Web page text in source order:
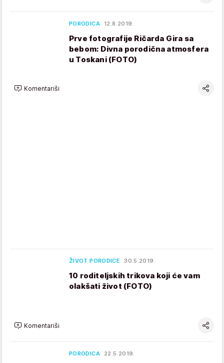
PORODICA 12.8.2019.
Prve fotografije Ričarda Gira sa
bebom: Divna porodična atmosfera
u Toskani (FOTO)
Komentariši
ŽIVOT PORODICE 30.5.2019.
10 roditeljskih trikova koji će vam
olakšati život (FOTO)
Komentariši
PORODICA 22.5.2019.